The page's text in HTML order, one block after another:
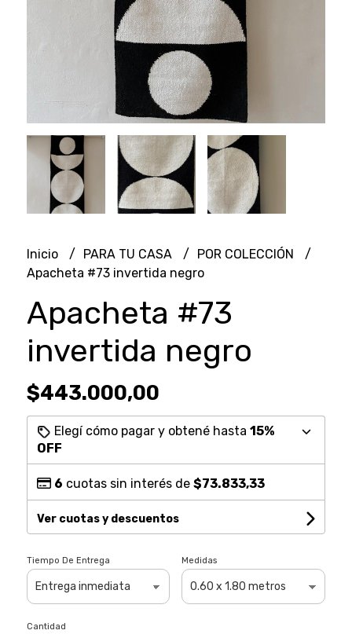
Inicio PARA TU CASA
POR COLECCIÓN
Apacheta #73 invertida negro
Apacheta #73
invertida negro
$443.000,00
Elegí cómo pagar y obtené hasta 15%
OFF
6 cuotas sin interés de $73.833,33
Ver cuotas y descuentos
Tiempo De Entrega Medidas
Cantidad